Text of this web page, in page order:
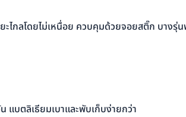
ไกลโดยไม่เหนื่อย ควบคุมด้วยจอยสติ๊ก บาง
แบตลิเธียมเบาและพับเก็บง่ายกว่า